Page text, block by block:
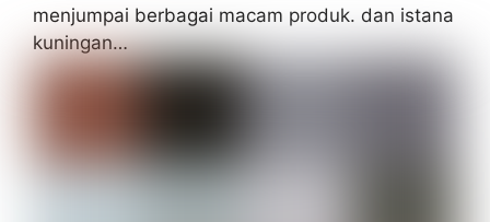
menjumpai berbagai macam produk. dan istana
kuningan…